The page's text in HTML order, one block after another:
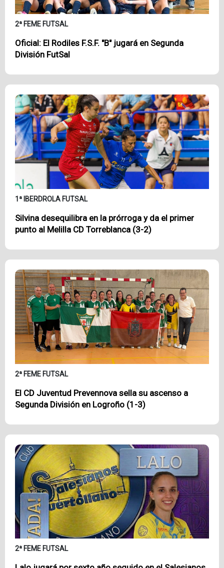
2ª FEME FUTSAL
Oficial: El Rodiles F.S.F. "B" jugará en Segunda
División FutSal
1ª IBERDROLA FUTSAL
Silvina desequilibra en la prórroga y da el primer
punto al Melilla CD Torreblanca (3-2)
2ª FEME FUTSAL
El CD Juventud Prevennova sella su ascenso a
Segunda División en Logroño (1-3)
2ª FEME FUTSAL